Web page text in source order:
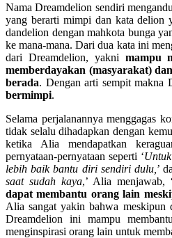
Nama Dreamdelion sendiri
yang berarti mimpi dan kata delion
dandelion dengan mahkota bunga
ke mana-mana. Dari dua kata ini
dari Dreamdelion, yakni mampu
memberdayakan (masyarakat)
berada. Dengan arti sempit makna
bermimpi.
Selama perjalanannya menggagas
tidak selalu dihadapkan dengan
ketika Alia mendapatkan
pernyataan-pernyataan seperti ‘
lebih baik bantu diri sendiri dulu, ’
saat sudah kaya,’ Alia menjawab,
dapat membantu orang lain
Alia sangat yakin bahwa meskipun
Dreamdelion ini mampu
menginspirasi orang lain untuk